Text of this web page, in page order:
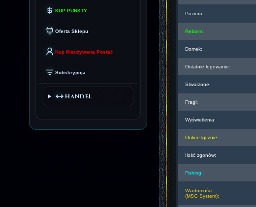
KUP PUNKTY
Oferta Sklepu
Kup Nieużywaną Postać
Subskrypcja
HANDEL
Poziom:
Reborn:
Domek:
Ostatnie logowanie:
Stworzone:
Fragi:
Wyświetlenia:
Online łącznie:
Ilość zgonów:
Fishing:
Wiadomości
(MSG System):